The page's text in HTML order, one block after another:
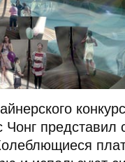
представил